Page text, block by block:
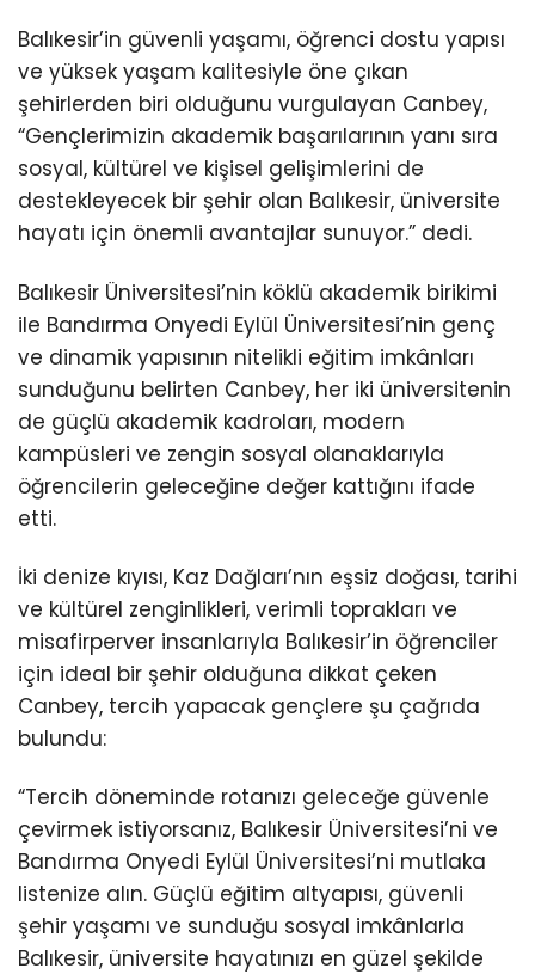
Balıkesir’in güvenli yaşamı, öğrenci dostu yapısı
ve yüksek yaşam kalitesiyle öne çıkan
şehirlerden biri olduğunu vurgulayan Canbey,
“Gençlerimizin akademik başarılarının yanı sıra
sosyal, kültürel ve kişisel gelişimlerini de
destekleyecek bir şehir olan Balıkesir, üniversite
hayatı için önemli avantajlar sunuyor.” dedi.
Balıkesir Üniversitesi’nin köklü akademik birikimi
ile Bandırma Onyedi Eylül Üniversitesi’nin genç
ve dinamik yapısının nitelikli eğitim imkânları
sunduğunu belirten Canbey, her iki üniversitenin
de güçlü akademik kadroları, modern
kampüsleri ve zengin sosyal olanaklarıyla
öğrencilerin geleceğine değer kattığını ifade
etti.
İki denize kıyısı, Kaz Dağları’nın eşsiz doğası, tarihi
ve kültürel zenginlikleri, verimli toprakları ve
misafirperver insanlarıyla Balıkesir’in öğrenciler
için ideal bir şehir olduğuna dikkat çeken
Canbey, tercih yapacak gençlere şu çağrıda
bulundu:
“Tercih döneminde rotanızı geleceğe güvenle
çevirmek istiyorsanız, Balıkesir Üniversitesi’ni ve
Bandırma Onyedi Eylül Üniversitesi’ni mutlaka
listenize alın. Güçlü eğitim altyapısı, güvenli
şehir yaşamı ve sunduğu sosyal imkânlarla
Balıkesir, üniversite hayatınızı en güzel şekilde